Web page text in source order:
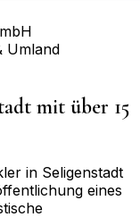
Umland
mit über 15
in Seligenstadt
eines